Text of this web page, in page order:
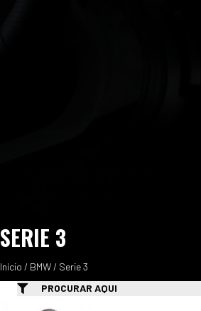
SERIE 3
Início / BMW/ Serie 3
PROCURAR AQUI